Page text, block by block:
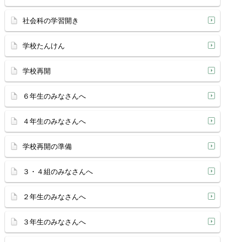
社会科の学習開き
学校たんけん
学校再開
６年生のみなさんへ
４年生のみなさんへ
学校再開の準備
３・４組のみなさんへ
２年生のみなさんへ
３年生のみなさんへ